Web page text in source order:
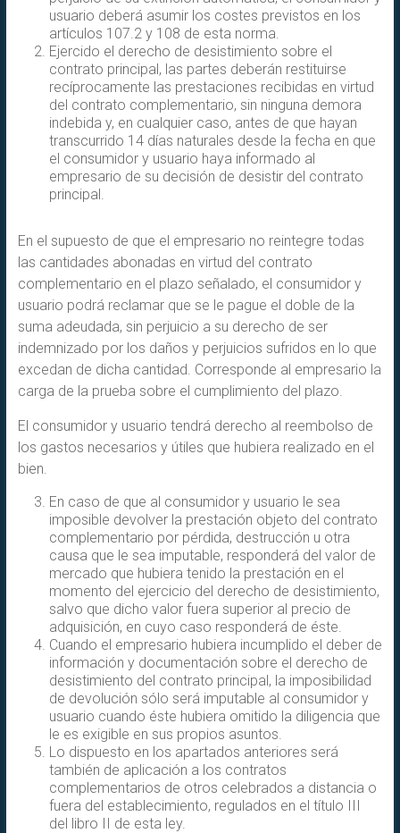
usuario deberá asumir los costes previstos en los
artículos 107.2 y 108 de esta norma.
Ejercido el derecho de desistimiento sobre el
contrato principal, las partes deberán restituirse
recíprocamente las prestaciones recibidas en virtud
del contrato complementario, sin ninguna demora
indebida y, en cualquier caso, antes de que hayan
transcurrido 14 días naturales desde la fecha en que
el consumidor y usuario haya informado al
empresario de su decisión de desistir del contrato
principal.
En el supuesto de que el empresario no reintegre todas
las cantidades abonadas en virtud del contrato
complementario en el plazo señalado, el consumidor y
usuario podrá reclamar que se le pague el doble de la
suma adeudada, sin perjuicio a su derecho de ser
indemnizado por los daños y perjuicios sufridos en lo que
excedan de dicha cantidad. Corresponde al empresario la
carga de la prueba sobre el cumplimiento del plazo.
El consumidor y usuario tendrá derecho al reembolso de
los gastos necesarios y útiles que hubiera realizado en el
bien.
En caso de que al consumidor y usuario le sea
imposible devolver la prestación objeto del contrato
complementario por pérdida, destrucción u otra
causa que le sea imputable, responderá del valor de
mercado que hubiera tenido la prestación en el
momento del ejercicio del derecho de desistimiento,
salvo que dicho valor fuera superior al precio de
adquisición, en cuyo caso responderá de éste.
Cuando el empresario hubiera incumplido el deber de
información y documentación sobre el derecho de
desistimiento del contrato principal, la imposibilidad
de devolución sólo será imputable al consumidor y
usuario cuando éste hubiera omitido la diligencia que
le es exigible en sus propios asuntos.
Lo dispuesto en los apartados anteriores será
también de aplicación a los contratos
complementarios de otros celebrados a distancia o
fuera del establecimiento, regulados en el título III
del libro II de esta ley.